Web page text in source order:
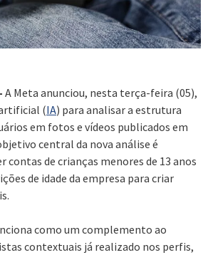
A Meta anunciou, nesta terça-feira (05),
(IA) para analisar a estrutura
em fotos e vídeos publicados em
central da nova análise é
contas de crianças menores de 13 anos
de idade da empresa para criar
como um complemento ao
contextuais já realizado nos perfis,